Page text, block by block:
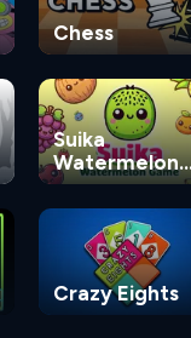
Chess
Suika
Watermelon
Game
Crazy Eights